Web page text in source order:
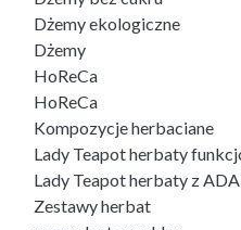
Dżemy ekologiczne
Dżemy
HoReCa
HoReCa
Kompozycje herbaciane
Lady Teapot herbaty
Lady Teapot herbaty z
Zestawy herbat